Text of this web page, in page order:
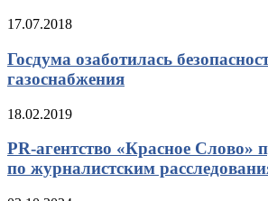
17.07.2018
Госдума озаботилась
газоснабжения
18.02.2019
PR-агентство «Красное Слово»
по журналистским